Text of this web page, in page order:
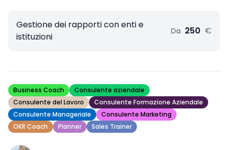
Gestione dei rapporti con enti e
istituzioni
Da 250 €
Business Coach
Consulente aziendale
Consulente del Lavoro
Consulente Formazione Aziendale
Consulente Manageriale
Consulente Marketing
OKR Coach
Planner Sales Trainer